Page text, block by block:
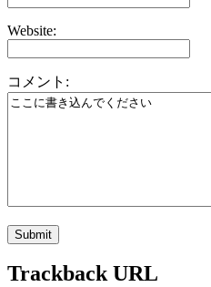
Website:
コメント:
Trackback URL